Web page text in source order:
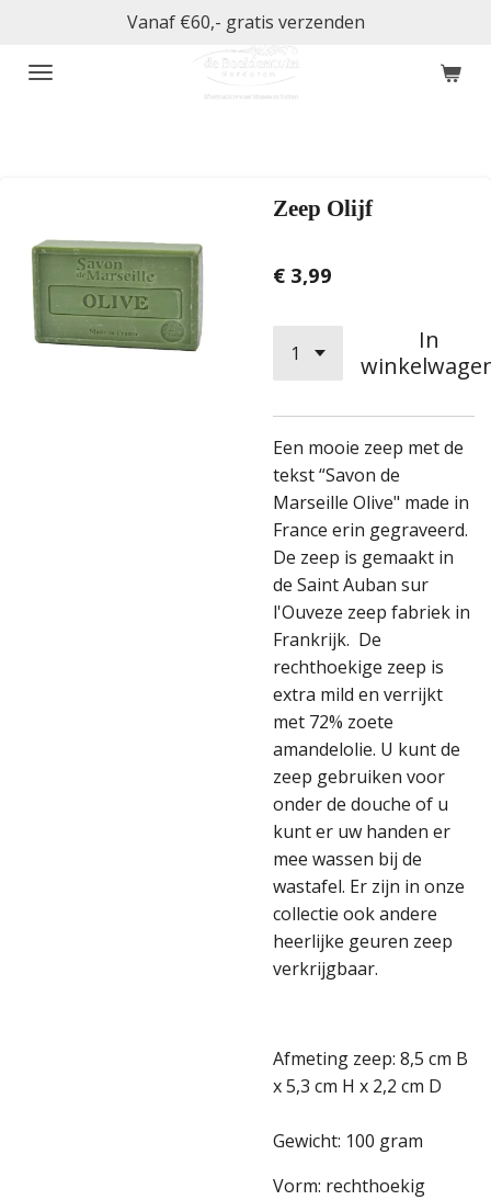
naar
Vanaf €60,- gratis verzenden
Zeep Olijf
€ 3,99
In
Een mooie zeep met de
tekst “Savon de
Marseille Olive" made in
France erin gegraveerd.
De zeep is gemaakt in
de Saint Auban sur
l'Ouveze zeep fabriek in
Frankrijk. De
rechthoekige zeep is
extra mild en verrijkt
met 72% zoete
amandelolie. U kunt de
zeep gebruiken voor
onder de douche of u
kunt er uw handen er
mee wassen bij de
wastafel. Er zijn in onze
collectie ook andere
heerlijke geuren zeep
verkrijgbaar.
Afmeting zeep: 8,5 cm B
x 5,3 cm H x 2,2 cm D
Gewicht: 100 gram
Vorm: rechthoekig